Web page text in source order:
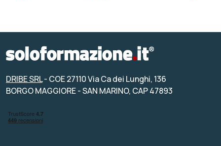
DRIBE SRL- COE 27110 Via Ca dei Lunghi, 136
BORGO MAGGIORE - SAN MARINO, CAP 47893